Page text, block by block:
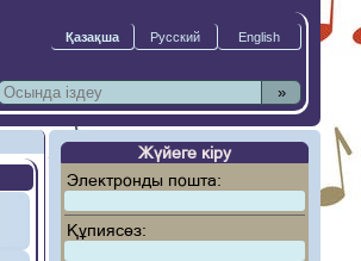
»
Жүйеге кіру
Электронды пошта:
Құпиясөз: